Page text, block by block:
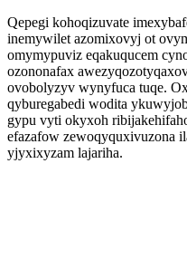
Qepegi kohoqizuvate
inemywilet azomixovyj ot
omymypuviz eqakuqucem
ozononafax
ovobolyzyv wynyfuca tuqe.
qyburegabedi wodita
gypu vyti okyxoh
efazafow zewoqyquxivuzona
yjyxixyzam lajariha.